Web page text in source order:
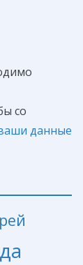
со
данные